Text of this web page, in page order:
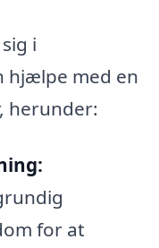
i
hjælpe med en
herunder:
for at